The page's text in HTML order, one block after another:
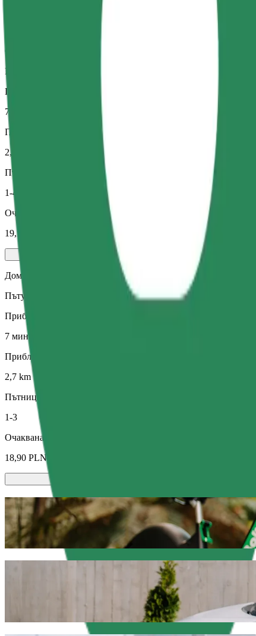
Comfort
По-големи автомобили с повече пространство за крака и
Приблизително време за пътуване
7 мин
Приблизително разстояние
2,7 km
Пътници
1-4
Очаквана цена
19,10 PLN
Домашни любимци
Пътувания за теб и домашния ти любимец. Кучетата трябва
Приблизително време за пътуване
7 мин
Приблизително разстояние
2,7 km
Пътници
1-3
Очаквана цена
18,90 PLN
Скутери или електрически
Придвижвайте се из Олщин със скутери или електрически
Изтегли приложението Bolt
Стигнете от Dworzec Zachodni до
Препоръчваме ви да изберете съдействие за пътуване от
PLN. Каквато и да е причината, ще намерим перфектното